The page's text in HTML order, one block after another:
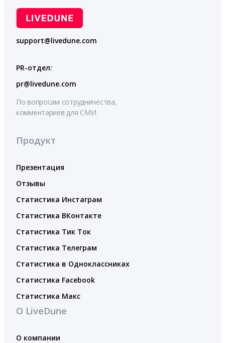
support@livedune.com
PR-отдел:
pr@livedune.com
По вопросам сотрудничества,
комментариев для СМИ
Продукт
Презентация
Отзывы
Статистика Инстаграм
Статистика ВКонтакте
Статистика Тик Ток
Статистика Телеграм
Статистика в Одноклассниках
Статистика Facebook
Статистика Макс
О LiveDune
О компании